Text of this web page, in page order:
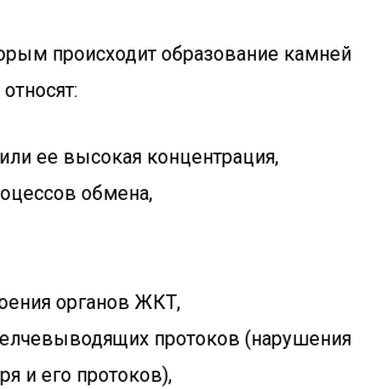
происходит образование камней
ее высокая концентрация,
обмена,
органов ЖКТ,
протоков (нарушения
и его протоков),